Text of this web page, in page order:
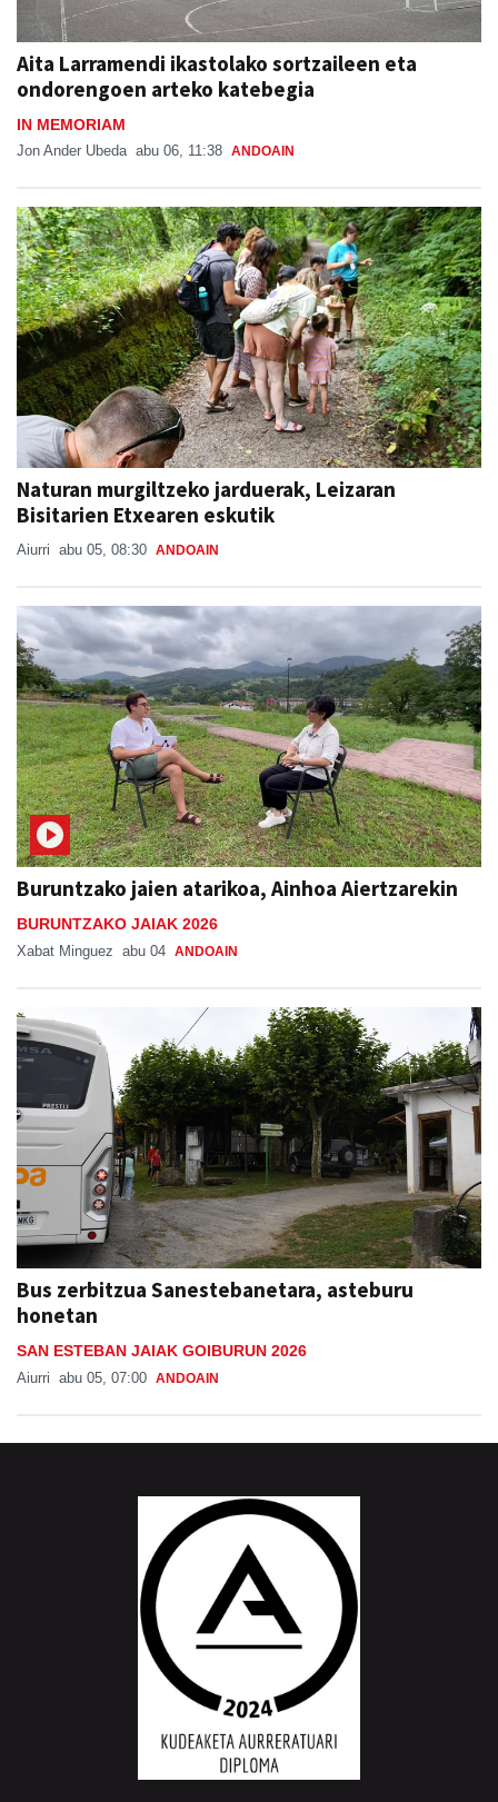
Aita Larramendi ikastolako sortzaileen eta
ondorengoen arteko katebegia
IN MEMORIAM
Jon Ander Ubeda abu 06, 11:38 ANDOAIN
Naturan murgiltzeko jarduerak, Leizaran
Bisitarien Etxearen eskutik
Aiurri abu 05, 08:30 ANDOAIN
Buruntzako jaien atarikoa, Ainhoa Aiertzarekin
BURUNTZAKO JAIAK 2026
Xabat Minguez abu 04 ANDOAIN
Bus zerbitzua Sanestebanetara, asteburu
honetan
SAN ESTEBAN JAIAK GOIBURUN 2026
Aiurri abu 05, 07:00 ANDOAIN